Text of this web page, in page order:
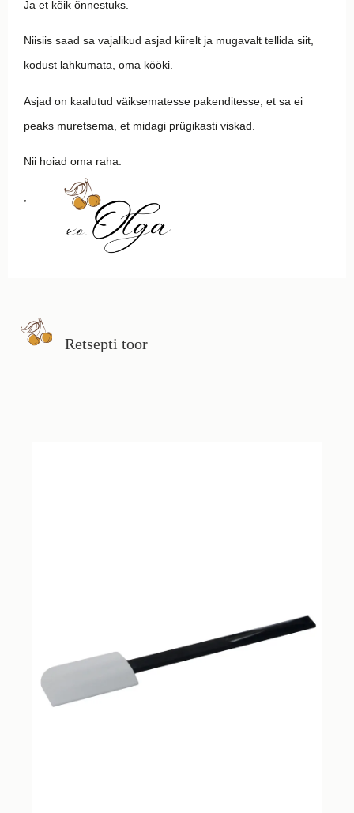
Ja et kõik õnnestuks.
Niisiis saad sa vajalikud asjad kiirelt ja mugavalt tellida siit,
kodust lahkumata, oma kööki.
Asjad on kaalutud väiksematesse pakenditesse, et sa ei
peaks muretsema, et midagi prügikasti viskad.
Nii hoiad oma raha.
,
Retsepti toor